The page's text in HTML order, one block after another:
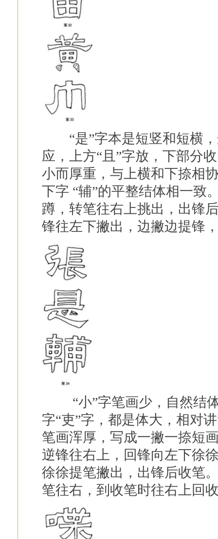
“是”字本是短竖和短横，
应，上方“且”字放，下部分
小而厚重，与上横和下捺相
下字 “辅”的平整结体相一致
蹲，转笔往右上挑出，出锋
锋往左下撇出，边撇边提锋
“小”字笔画少，自然结体
字“吏”字，都是体大，相对
笔画浑厚，写成一撇一捺短
逆锋往右上，回锋向左下徐
徐徐提笔撇出，出锋后收笔
笔往右，到收笔时往右上回